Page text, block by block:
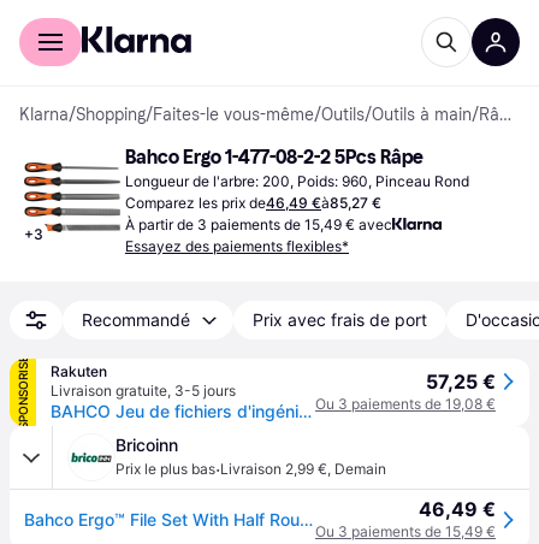
Acheter avec Klarna
Klarna/Shopping/Faites-le vous-même/Outils/Outils à main/ Râpes
+3
Bahco Ergo 1-477-08-2-2 5Pcs Râpe
Longueur de l'arbre: 200, Poids: 960, Pinceau Rond
Comparez les prix de46,49 €à85,27 €
À partir de 3 paiements de 15,49 € avec
Essayez des paiements flexibles*
Recommandé Prix avec frais de port
SPONSORISÉ
Rakuten
Livraison gratuite, 3-5 jours
BAHCO Jeu de fichiers d'ingénieurie 200 mm Bahco
57,25 €
Ou 3 paiements de 19,08 €
Bricoinn
Prix le plus bas·Livraison 2,99 €, Demain
Bahco Ergo™ File Set With Half Round Rasp Entrefino Chopped 200 Mm 5 Units Orange 46,49 €
Ou 3 paiements de 15,49 €